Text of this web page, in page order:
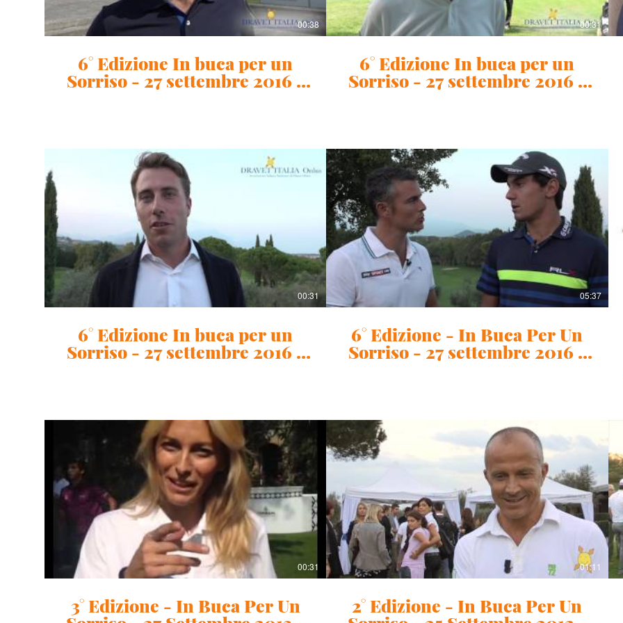
00:38
6° Edizione In buca per un
Sorriso - 27 settembre 2016 -
00:31
6° Edizione In buca per un
Sorriso - 27 settembre 2016 -
00:31
6° Edizione In buca per un
Sorriso - 27 settembre 2016 -
05:37
6° Edizione - In Buca Per Un
Sorriso - 27 settembre 2016 -
00:31
3° Edizione - In Buca Per Un
01:11
2° Edizione - In Buca Per Un